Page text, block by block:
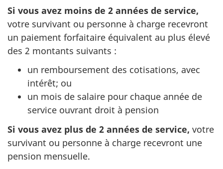
Si vous avez moins de 2 années de service,
votre survivant ou personne à charge recevront
un paiement forfaitaire équivalent au plus élevé
des 2 montants suivants :
un remboursement des cotisations, avec
intérêt; ou
un mois de salaire pour chaque année de
service ouvrant droit à pension
Si vous avez plus de 2 années de service, votre
survivant ou personne à charge recevront une
pension mensuelle.